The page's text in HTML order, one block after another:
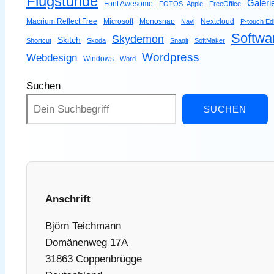
Font Awesome FOTOS_Apple FreeOffice
Macrium Reflect Free Microsoft Monosnap Navi Nextcloud P-touch
Shortcut Skitch Skoda Skydemon Snagit SoftMaker
Webdesign Windows Word Wordpress
Suchen
SUCHEN
Anschrift
Björn Teichmann
Domänenweg 17A
31863 Coppenbrügge